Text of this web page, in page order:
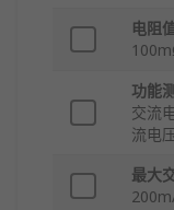
电阻
功能
交流
流电
最大